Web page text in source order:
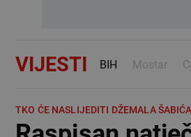
VIJESTI BIH Mostar
TKO ĆE NASLIJEDITI DŽEMALA